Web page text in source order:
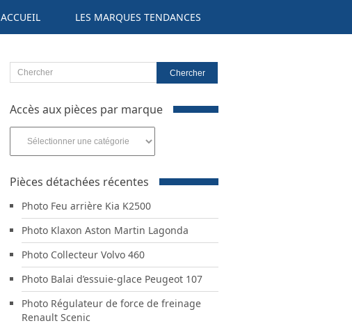
ACCUEIL LES MARQUES TENDANCES
Accès aux pièces par marque
pièces
par
marque
Pièces détachées récentes
Photo Feu arrière Kia K2500
Photo Klaxon Aston Martin Lagonda
Photo Collecteur Volvo 460
Photo Balai d’essuie-glace Peugeot 107
Photo Régulateur de force de freinage
Renault Scenic